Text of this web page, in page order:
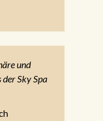
und
Sky Spa